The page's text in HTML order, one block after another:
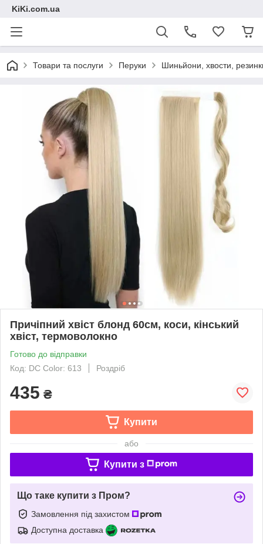
KiKi.com.ua
Товари та послуги Перуки Шиньйони, хвости,
Причіпний хвіст блонд 60см, коси, кінський
хвіст, термоволокно
Готово до відправки
Код: DC Color: 613
Роздріб
435 ₴
Купити
або
Купити з
Що таке купити з Пром?
Замовлення під захистом
Доступна доставка